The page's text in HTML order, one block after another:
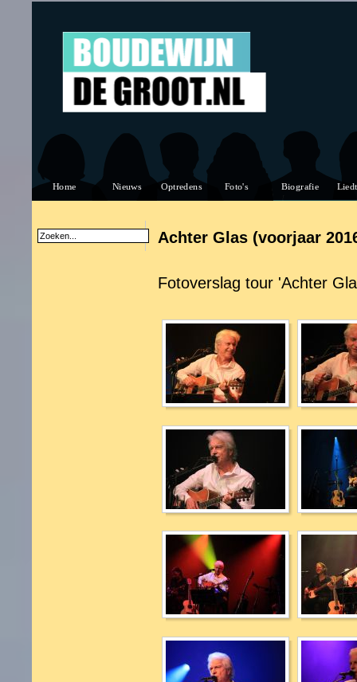
Achter Glas (voorjaar
Fotoverslag tour 'Achter